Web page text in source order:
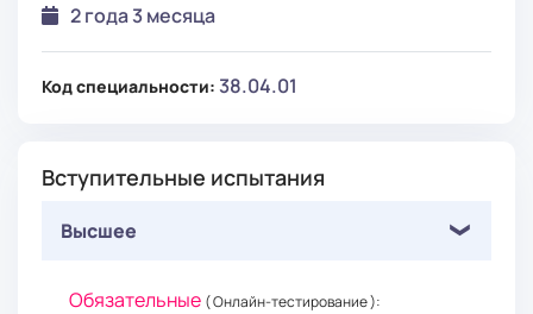
2 года 3 месяца
Код специальности: 38.04.01
Вступительные испытания
Высшее
Обязательные ( Онлайн-тестирование ):